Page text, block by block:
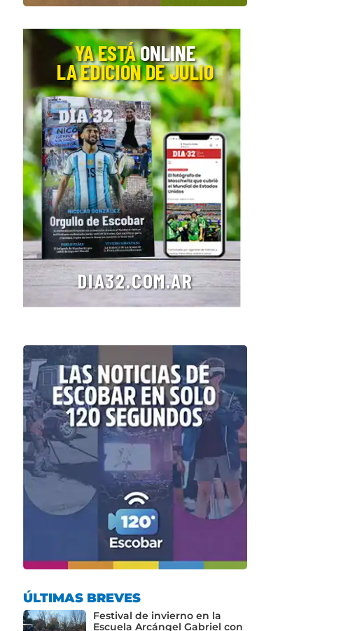
ÚLTIMAS BREVES
Festival de invierno en la
Escuela Arcángel Gabriel con